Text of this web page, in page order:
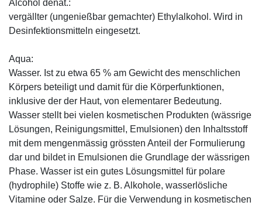
Alcohol denat.:
vergällter (ungenießbar gemachter) Ethylalkohol. Wird in
Desinfektionsmitteln eingesetzt.
Aqua:
Wasser. Ist zu etwa 65 % am Gewicht des menschlichen
Körpers beteiligt und damit für die Körperfunktionen,
inklusive der der Haut, von elementarer Bedeutung.
Wasser stellt bei vielen kosmetischen Produkten (wässrige
Lösungen, Reinigungsmittel, Emulsionen) den Inhaltsstoff
mit dem mengenmässig grössten Anteil der Formulierung
dar und bildet in Emulsionen die Grundlage der wässrigen
Phase. Wasser ist ein gutes Lösungsmittel für polare
(hydrophile) Stoffe wie z. B. Alkohole, wasserlösliche
Vitamine oder Salze. Für die Verwendung in kosmetischen